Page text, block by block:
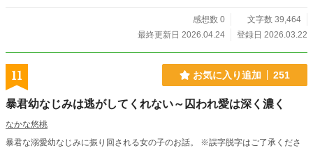
感想数 0
文字数 39,464
最終更新日 2026.04.24
登録日 2026.03.22
11 お気に入り追加 251
暴君幼なじみは逃がしてくれない～囚われ愛は深く濃く
なかな悠桃
暴君な溺愛幼なじみに振り回される女の子のお話。 ※誤字脱字はご了承くださ